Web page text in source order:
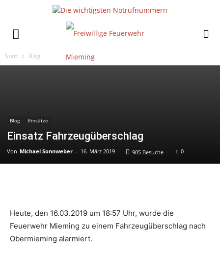
Start Blog
Blog Einsätze
Einsatz Fahrzeugüberschlag
Von Michael Sonnweber - 16. März 2019 905 Besuche 0
Heute, den 16.03.2019 um 18:57 Uhr, wurde die
Feuerwehr Mieming zu einem Fahrzeugüberschlag nach
Obermieming alarmiert.